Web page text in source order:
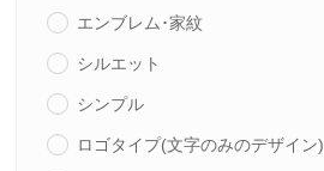
エンブレム･家紋
シルエット
シンプル
ロゴタイプ(文字のみのデザイン)